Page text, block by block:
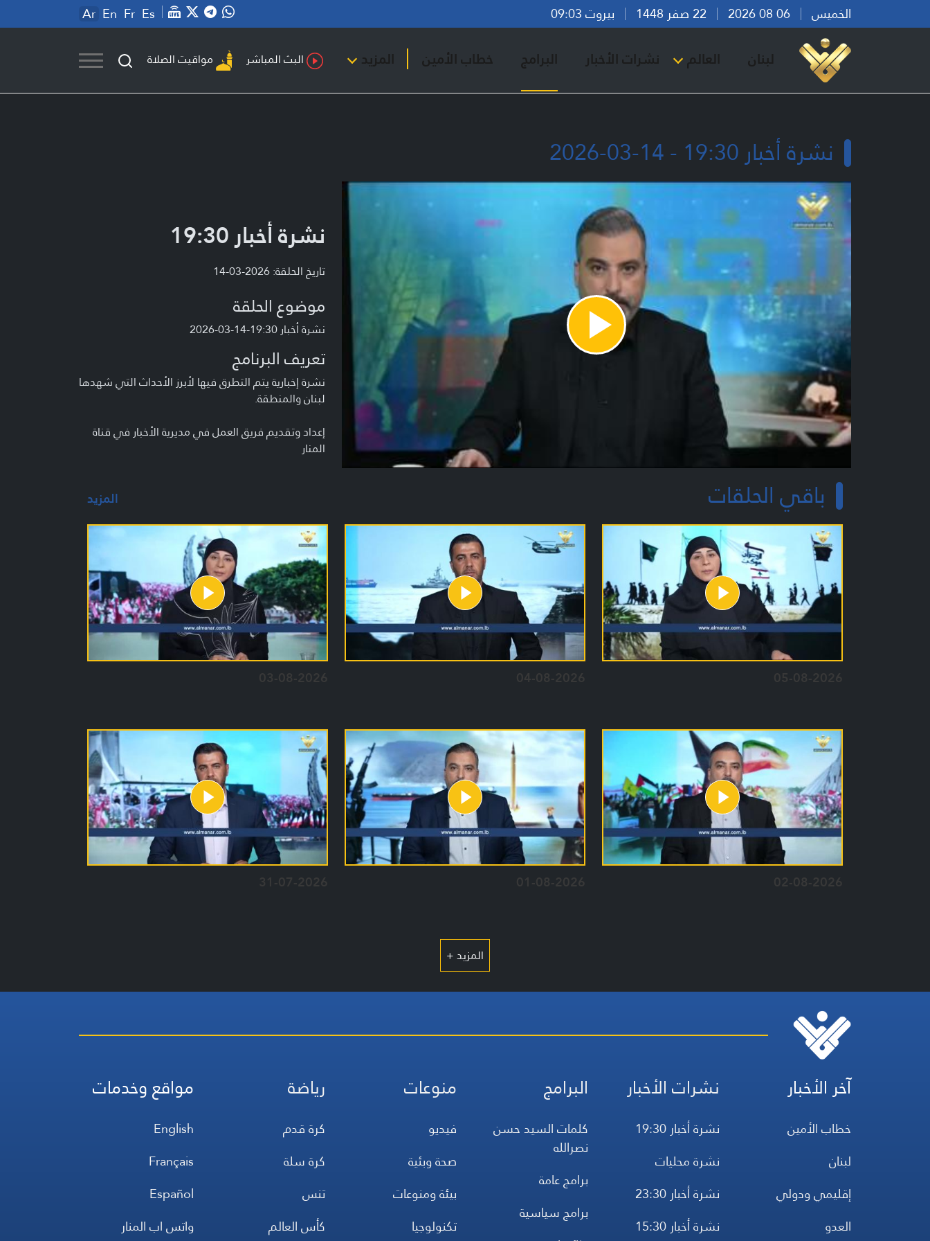
الخميس بيروت 09:03 Ar En Fr Es
لبنان العالم نشرات الأخبار البرامج خطاب الأمين المزيد البث المباشر مواقيت الصلاة
نشرة أخبار 19:30 - 14-03-2026
Play
Video
نشرة أخبار 19:30
تاريخ الحلقة: 2026-03-14
موضوع الحلقة
نشرة أخبار 19:30-14-03-2026
تعريف البرنامج
نشرة إخبارية يتم التطرق فيها لأبرز الأحداث التي شهدها
لبنان والمنطقة.
إعداد وتقديم فريق العمل في مديرية الأخبار في قناة
المنار
باقي الحلقات المزيد
05-08-2026
04-08-2026
03-08-2026
02-08-2026
01-08-2026
31-07-2026
المزيد +
آخر الأخبار
خطاب الأمين
لبنان
إقليمي ودولي
العدو
نشرات الأخبار
نشرة أخبار 19:30
نشرة محليات
نشرة أخبار 23:30
نشرة أخبار 15:30
البرامج
كلمات السيد حسن
نصرالله
برامج عامة
برامج سياسية
منوعات
فيديو
صحة وبئية
بيئة ومنوعات
تكنولوجيا
رياضة
كرة قدم
كرة سلة
تنس
كأس العالم
مواقع وخدمات
English
Français
Español
واتس اب المنار